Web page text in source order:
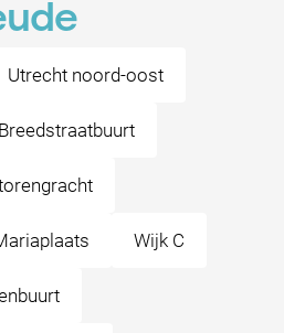
Utrecht noord-oost
Breedstraatbuurt
Wijk C